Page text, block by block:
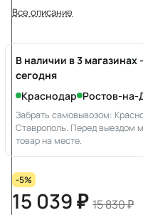
Все описание
В наличии в 3
сегодня
Краснодар Ростов-на-
Забрать самовывозом:
Ставрополь. Перед выездом
товар на месте.
-5%
15 039 ₽ 15 830 ₽